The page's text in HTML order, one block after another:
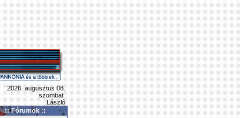
2026. augusztus 08.
szombat
László
:: Fórumok ::